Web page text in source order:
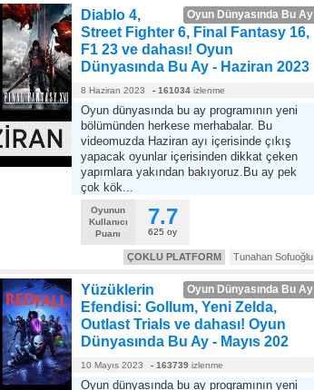
Oyun Dünyasında Bu Ay
Diablo 4,
Street Fighter 6, Final Fantasy 16,
F1 23 ve dahası! Oyun
Dünyasında Bu Ay - Haziran 2023
8 Haziran 2023 - 161034 izlenme
Oyun dünyasında bu ay programının yeni
bölümünden herkese merhabalar. Bu
videomuzda Haziran ayı içerisinde çıkış
yapacak oyunlar içerisinden dikkat çeken
yapımlara yakından bakıyoruz.Bu ay pek
çok kök...
Oyunun
Kullanıcı
Puanı
7.7
625 oy
Tunahan Sofuoğlu
ÇOKLU PLATFORM
Oyun Dünyasında Bu Ay
Yüzüklerin
Efendisi: Gollum, Yeni Zelda,
Outlast Trials ve dahası! Oyun
Dünyasında Bu Ay - Mayıs 202
10 Mayıs 2023 - 163739 izlenme
Oyun dünyasında bu ay programının yeni